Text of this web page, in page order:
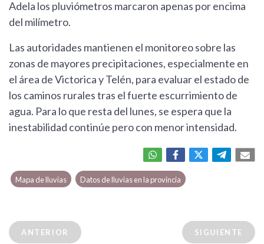
Adela los pluviómetros marcaron apenas por encima
del milímetro.
Las autoridades mantienen el monitoreo sobre las
zonas de mayores precipitaciones, especialmente en
el área de Victorica y Telén, para evaluar el estado de
los caminos rurales tras el fuerte escurrimiento de
agua. Para lo que resta del lunes, se espera que la
inestabilidad continúe pero con menor intensidad.
Mapa de lluvias Datos de lluvias en la provincia
ANTERIOR SIGUIENTE